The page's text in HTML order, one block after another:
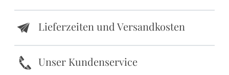
e Lieferzeiten und Versandkosten
k Unser Kundenservice